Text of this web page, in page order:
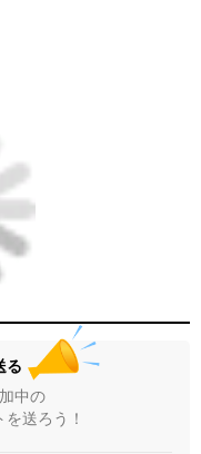
る
中の
送ろう！